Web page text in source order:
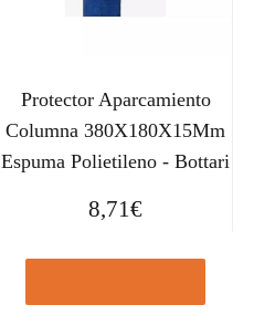
Protector Aparcamiento
Columna 380X180X15Mm
Espuma Polietileno - Bottari
8,71€